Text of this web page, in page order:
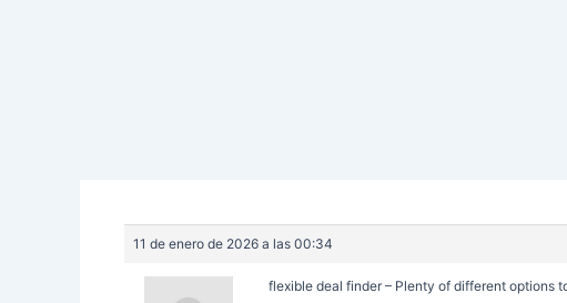
11 de enero de 2026 a las 00:34
flexible deal finder – Plenty of different options